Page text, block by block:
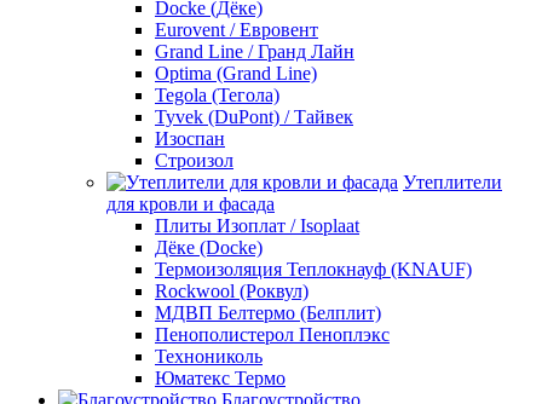
Docke (Дёке)
Eurovent / Евровент
Grand Line / Гранд Лайн
Optima (Grand Line)
Tegola (Тегола)
Tyvek (DuPont) / Тайвек
Изоспан
Строизол
Утеплители
для кровли и фасада
Плиты Изоплат / Isoplaat
Дёке (Docke)
Термоизоляция Теплокнауф (KNAUF)
Rockwool (Роквул)
МДВП Белтермо (Белплит)
Пенополистерол Пеноплэкс
Технониколь
Юматекс Термо